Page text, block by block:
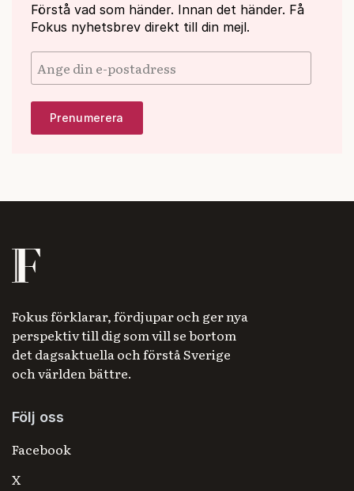
Förstå vad som händer. Innan det händer. Få
Fokus nyhetsbrev direkt till din mejl.
Fokus förklarar, fördjupar och ger nya
perspektiv till dig som vill se bortom
det dagsaktuella och förstå Sverige
och världen bättre.
Följ oss
Facebook
X